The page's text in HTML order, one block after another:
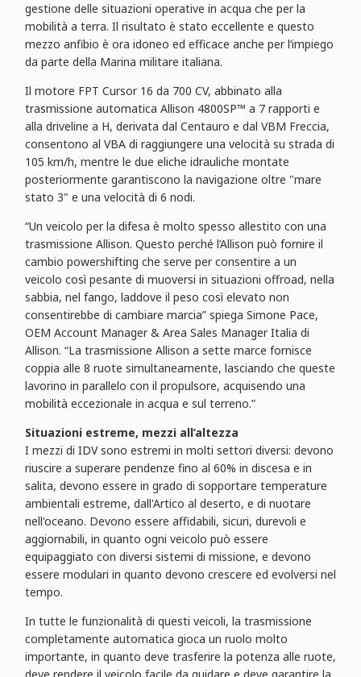
gestione delle situazioni operative in acqua che per la
mobilità a terra. Il risultato è stato eccellente e questo
mezzo anfibio è ora idoneo ed efficace anche per l’impiego
da parte della Marina militare italiana.
Il motore FPT Cursor 16 da 700 CV, abbinato alla
trasmissione automatica Allison 4800SP™ a 7 rapporti e
alla driveline a H, derivata dal Centauro e dal VBM Freccia,
consentono al VBA di raggiungere una velocità su strada di
105 km/h, mentre le due eliche idrauliche montate
posteriormente garantiscono la navigazione oltre "mare
stato 3" e una velocità di 6 nodi.
“Un veicolo per la difesa è molto spesso allestito con una
trasmissione Allison. Questo perché l’Allison può fornire il
cambio powershifting che serve per consentire a un
veicolo così pesante di muoversi in situazioni offroad, nella
sabbia, nel fango, laddove il peso così elevato non
consentirebbe di cambiare marcia” spiega Simone Pace,
OEM Account Manager & Area Sales Manager Italia di
Allison. “La trasmissione Allison a sette marce fornisce
coppia alle 8 ruote simultaneamente, lasciando che queste
lavorino in parallelo con il propulsore, acquisendo una
mobilità eccezionale in acqua e sul terreno.”
Situazioni estreme, mezzi all’altezza
I mezzi di IDV sono estremi in molti settori diversi: devono
riuscire a superare pendenze fino al 60% in discesa e in
salita, devono essere in grado di sopportare temperature
ambientali estreme, dall'Artico al deserto, e di nuotare
nell'oceano. Devono essere affidabili, sicuri, durevoli e
aggiornabili, in quanto ogni veicolo può essere
equipaggiato con diversi sistemi di missione, e devono
essere modulari in quanto devono crescere ed evolversi nel
tempo.
In tutte le funzionalità di questi veicoli, la trasmissione
completamente automatica gioca un ruolo molto
importante, in quanto deve trasferire la potenza alle ruote,